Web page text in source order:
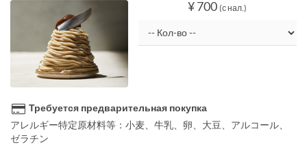
¥ 700 (с нал.)
Требуется предварительная покупка
アレルギー特定原材料等：小麦、牛乳、卵、大豆、アルコール、
ゼラチン